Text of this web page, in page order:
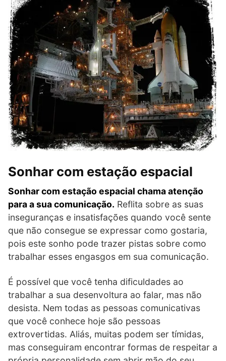
Sonhar com estação espacial
Sonhar com estação espacial chama atenção
para a sua comunicação. Reflita sobre as suas
inseguranças e insatisfações quando você sente
que não consegue se expressar como gostaria,
pois este sonho pode trazer pistas sobre como
trabalhar esses engasgos em sua comunicação.
É possível que você tenha dificuldades ao
trabalhar a sua desenvoltura ao falar, mas não
desista. Nem todas as pessoas comunicativas
que você conhece hoje são pessoas
extrovertidas. Aliás, muitas podem ser tímidas,
mas conseguiram encontrar formas de respeitar a